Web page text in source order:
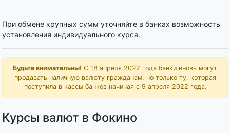
При обмене крупных сумм уточняйте в банках возможность
установления индивидуального курса.
Будьте внимательны! С 18 апреля 2022 года банки вновь могут
продавать наличную валюту гражданам, но только ту, которая
поступила в кассы банков начиная с 9 апреля 2022 года.
Курсы валют в Фокино